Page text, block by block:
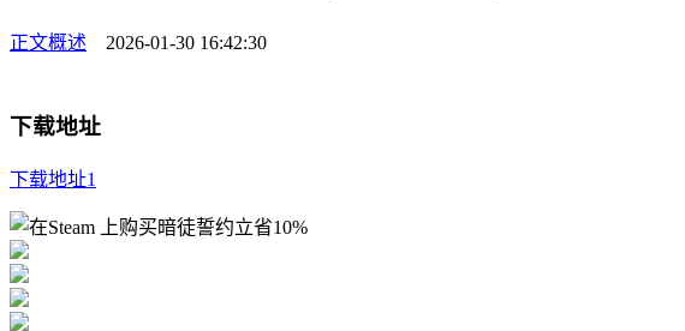
正文概述
2026-01-30 16:42:30
下载地址
下载地址1